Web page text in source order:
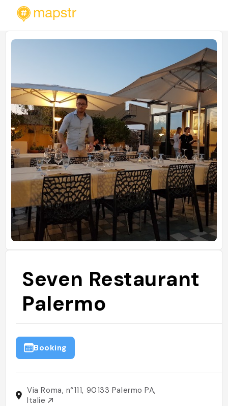
Seven Restaurant
Palermo
Booking
Via Roma, n°111, 90133 Palermo PA,
Italie